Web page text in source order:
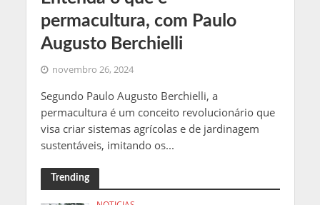
permacultura, com Paulo
Augusto Berchielli
novembro 26, 2024
Segundo Paulo Augusto Berchielli, a
permacultura é um conceito revolucionário que
visa criar sistemas agrícolas e de jardinagem
sustentáveis, imitando os...
Trending